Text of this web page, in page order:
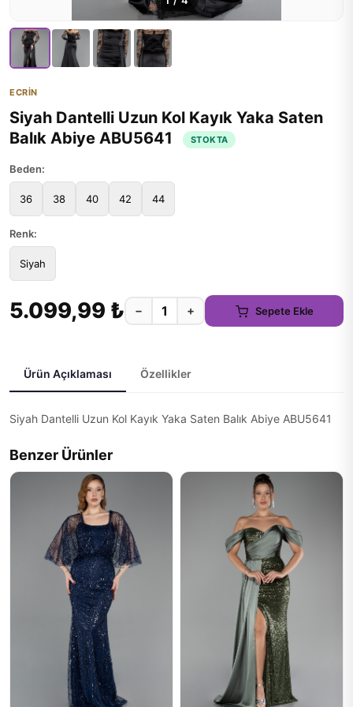
ECRİN
Siyah Dantelli Uzun Kol Kayık Yaka Saten
Balık Abiye ABU5641
STOKTA
Beden:
36 38 40 42 44
Renk:
Siyah
5.099,99 ₺ − + Sepete Ekle
Ürün Açıklaması Özellikler
Siyah Dantelli Uzun Kol Kayık Yaka Saten Balık Abiye ABU5641
Benzer Ürünler